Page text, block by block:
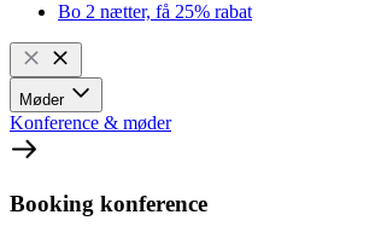
Bo 2 nætter, få 25% rabat
Møder
Konference & møder
Booking konference